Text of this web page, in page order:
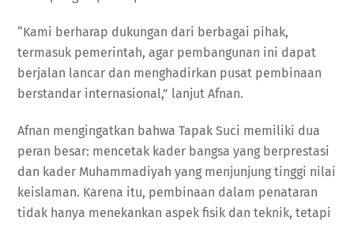
“Kami berharap dukungan dari berbagai pihak,
termasuk pemerintah, agar pembangunan ini dapat
berjalan lancar dan menghadirkan pusat pembinaan
berstandar internasional,” lanjut Afnan.
Afnan mengingatkan bahwa Tapak Suci memiliki dua
peran besar: mencetak kader bangsa yang berprestasi
dan kader Muhammadiyah yang menjunjung tinggi nilai
keislaman. Karena itu, pembinaan dalam penataran
tidak hanya menekankan aspek fisik dan teknik, tetapi